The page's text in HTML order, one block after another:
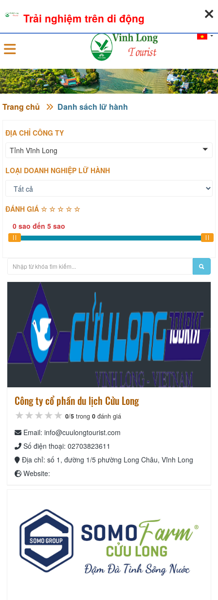
Đăng nhập
Trang chủ Danh sách lữ hành
ĐỊA CHỈ CÔNG TY
Tỉnh Vĩnh Long
LOẠI DOANH NGHIỆP LỮ HÀNH
ĐÁNH GIÁ ☆ ☆ ☆ ☆ ☆
0 sao đến 5 sao
Công ty cổ phần du lịch Cửu Long
★★★★★
★★★★★
★★★★★ 0/5 trong 0 đánh giá
Email: info@cuulongtourist.com
Số điện thoại: 02703823611
Địa chỉ: số 1, đường 1/5 phường Long Châu, Vĩnh Long
Website:
Trải nghiệm trên di động